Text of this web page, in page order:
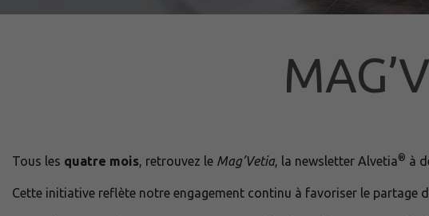
Tous les quatre mois, retrouvez le Mag’Vetia, la newsletter Alvetia® à
Cette initiative reflète notre engagement continu à favoriser le